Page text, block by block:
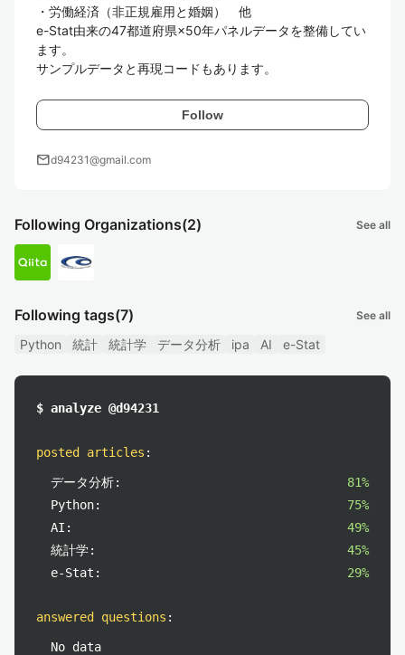
・労働経済（非正規雇用と婚姻）　他
e-Stat由来の47都道府県×50年パネルデータを整備してい
ます。
サンプルデータと再現コードもあります。
Follow
maild94231@gmail.com
Following Organizations(2) See all
Following tags(7) See all
Python 統計 統計学 データ分析 ipa AI e-Stat
$ analyze @d94231
posted articles :
データ分析:
81%
Python:
75%
AI:
49%
統計学:
45%
e-Stat:
29%
answered questions :
No data